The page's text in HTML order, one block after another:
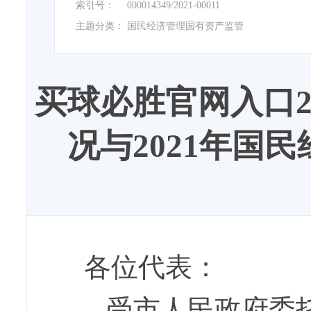
索引号：
000014349/2021-00011
主题分类：
国民经济管理国有资产监管
买球必胜官网入口
况与2021年国
各位代表：